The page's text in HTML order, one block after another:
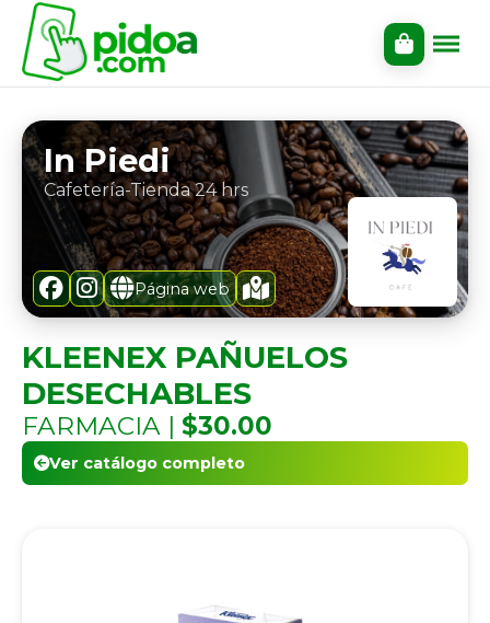
In Piedi
Cafetería-Tienda 24 hrs
Página web
KLEENEX PAÑUELOS
DESECHABLES
FARMACIA | $30.00
Ver catálogo completo